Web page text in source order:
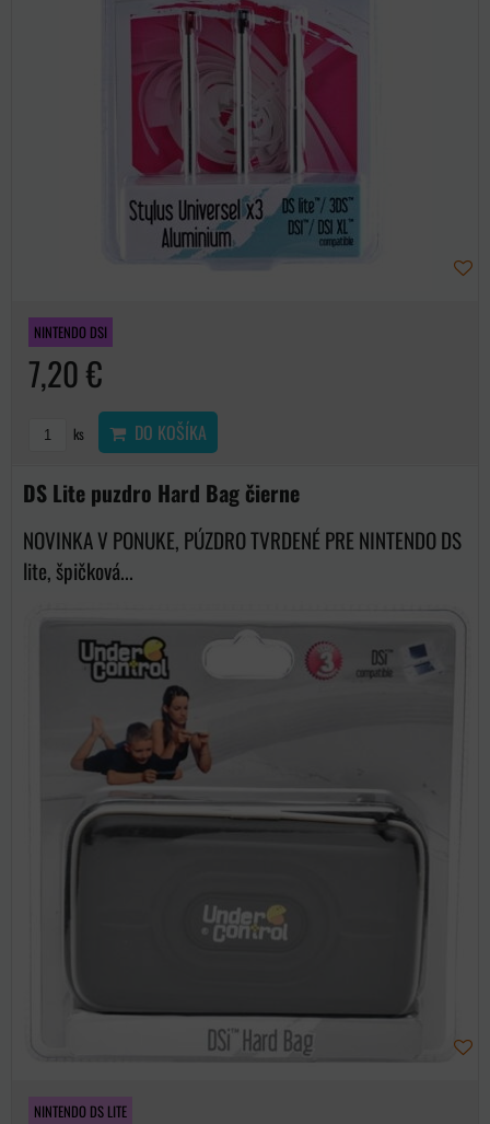
NINTENDO DSI
7,20 €
ks DO KOŠÍKA
DS Lite puzdro Hard Bag čierne
NOVINKA V PONUKE, PÚZDRO TVRDENÉ PRE NINTENDO DS
lite, špičková...
NINTENDO DS LITE